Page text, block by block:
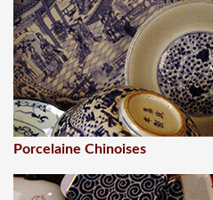
Porcelaine Chinoises